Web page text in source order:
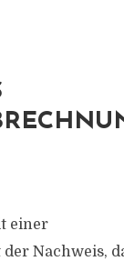
einer
Nachweis,